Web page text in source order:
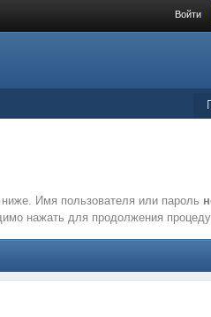
Войти
Имя пользователя или пароль
нажать для продолжения